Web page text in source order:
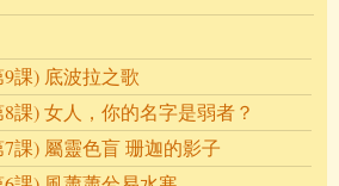
課) 底波拉之歌
課) 女人，你的名字是弱者？
課) 屬靈色盲 珊迦的影子